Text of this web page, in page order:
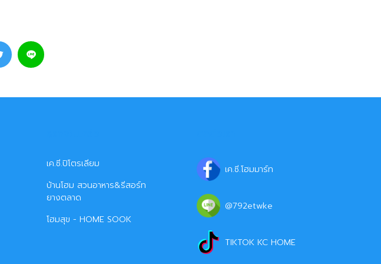
เค.ซี.ปิโตรเลียม
บ้านโฮม สวนอาหาร&รีสอร์ท
ยางตลาด
โฮมสุข - HOME SOOK
เค.ซี.โฮมมาร์ท
@792etwke
TIKTOK KC HOME